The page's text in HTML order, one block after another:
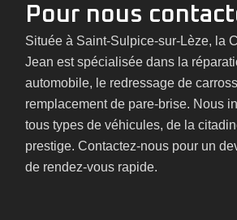
Pour nous
Située à Saint-Sulpice-sur-Lèze, la
Jean est spécialisée dans la
automobile, le redressage de
remplacement de pare-brise. Nous
tous types de véhicules, de la
prestige. Contactez-nous pour un
de rendez-vous rapide.